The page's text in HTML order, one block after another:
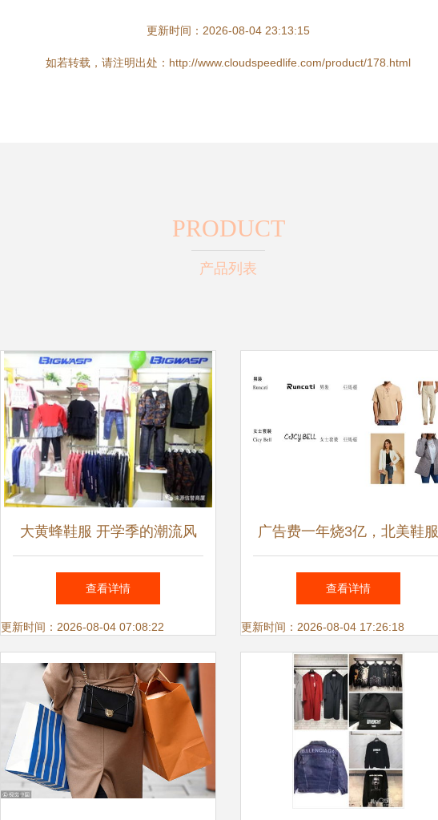
更新时间：2026-08-04 23:13:15
如若转载，请注明出处：http://www.cloudspeedlife.com/product/178.html
PRODUCT
产品列表
大黄蜂鞋服 开学季的潮流风
潮，如何引领学生新风尚
查看详情
更新时间：2026-08-04 07:08:22
广告费一年烧3亿，北美鞋服
第一GMV卖家何以少赚2亿
元？
查看详情
更新时间：2026-08-04 17:26:18